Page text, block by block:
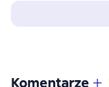
Komentarze 7